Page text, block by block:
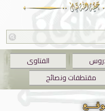
الفتاوى
مقتطفات ونصائح